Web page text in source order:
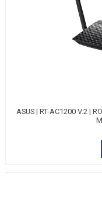
ASUS | RT-AC1200 V.2 |